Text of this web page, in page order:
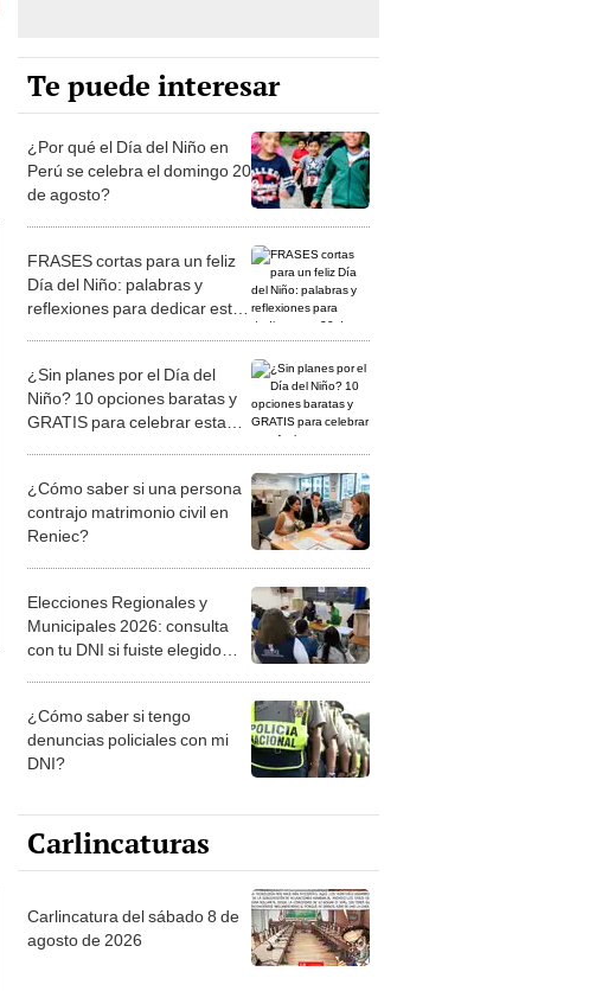
Te puede interesar
¿Por qué el Día del Niño en
Perú se celebra el domingo 20
de agosto?
FRASES cortas para un feliz
Día del Niño: palabras y
reflexiones para dedicar este
¿Sin planes por el Día del
Niño? 10 opciones baratas y
GRATIS para celebrar esta
¿Cómo saber si una persona
contrajo matrimonio civil en
Reniec?
Elecciones Regionales y
Municipales 2026: consulta
con tu DNI si fuiste elegido
la ONPE
¿Cómo saber si tengo
denuncias policiales con mi
DNI?
Carlincaturas
Carlincatura del sábado 8 de
agosto de 2026